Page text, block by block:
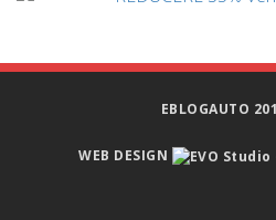
EBLOGAUTO
WEB DESIGN